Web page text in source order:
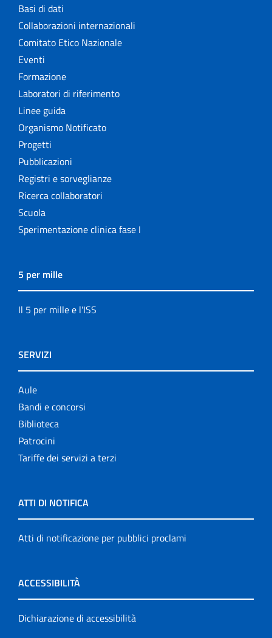
Basi di dati
Collaborazioni internazionali
Comitato Etico Nazionale
Eventi
Formazione
Laboratori di riferimento
Linee guida
Organismo Notificato
Progetti
Pubblicazioni
Registri e sorveglianze
Ricerca collaboratori
Scuola
Sperimentazione clinica fase I
5 per mille
Il 5 per mille e l'ISS
SERVIZI
Aule
Bandi e concorsi
Biblioteca
Patrocini
Tariffe dei servizi a terzi
ATTI DI NOTIFICA
Atti di notificazione per pubblici proclami
ACCESSIBILITÀ
Dichiarazione di accessibilità